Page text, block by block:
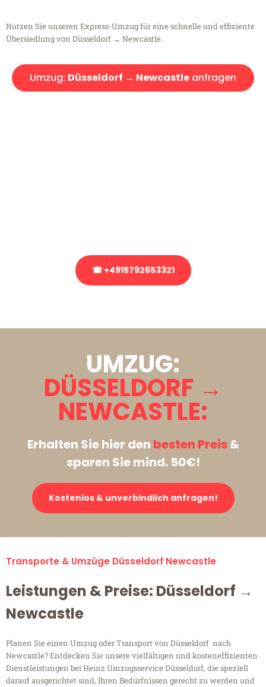
Nutzen Sie unseren Express-Umzug für eine schnelle und effiziente
Übersiedlung von Düsseldorf → Newcastle.
Umzug: Düsseldorf → Newcastle anfragen
☎ +4915792653321
UMZUG:
DÜSSELDORF →
NEWCASTLE:
Erhalten Sie hier den besten Preis&
sparen Sie mind. 50€!
Kostenlos & unverbindlich anfragen!
Transporte & Umzüge Düsseldorf Newcastle
Leistungen & Preise: Düsseldorf →
Newcastle
Planen Sie einen Umzug oder Transport von Düsseldorf nach
Newcastle? Entdecken Sie unsere vielfältigen und kosteneffizienten
Dienstleistungen bei Heinz Umzugsservice Düsseldorf, die speziell
darauf ausgerichtet sind, Ihren Bedürfnissen gerecht zu werden und